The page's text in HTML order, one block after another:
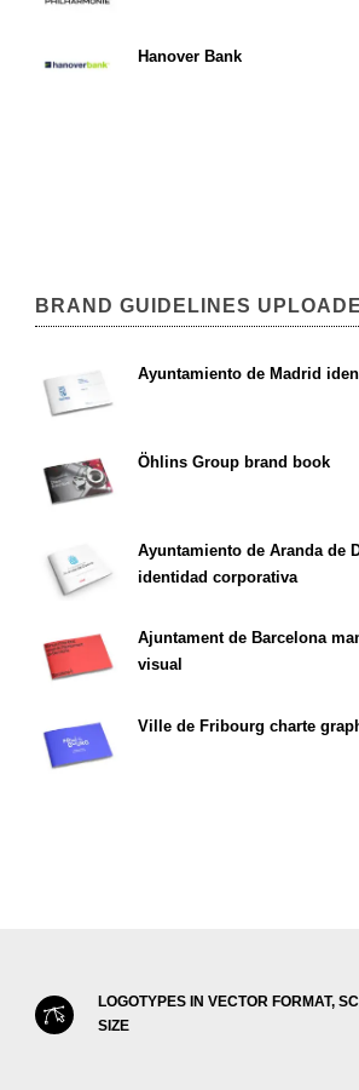
Hanover Bank
BRAND GUIDELINES
Ayuntamiento de Madrid
Öhlins Group brand book
Ayuntamiento de Aranda de
identidad corporativa
Ajuntament de Barcelona
visual
Ville de Fribourg charte
LOGOTYPES IN VECTOR FORMAT,
SIZE